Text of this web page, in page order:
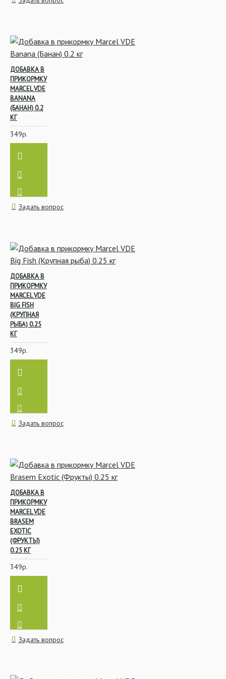
ДОБАВКА В
ПРИКОРМКУ
MARCEL VDE
BANANA
(БАНАН) 0.2
КГ
349р.
Задать вопрос
ДОБАВКА В
ПРИКОРМКУ
MARCEL VDE
BIG FISH
(КРУПНАЯ
РЫБА) 0.25
КГ
349р.
Задать вопрос
ДОБАВКА В
ПРИКОРМКУ
MARCEL VDE
BRASEM
EXOTIC
(ФРУКТЫ)
0.25 КГ
349р.
Задать вопрос